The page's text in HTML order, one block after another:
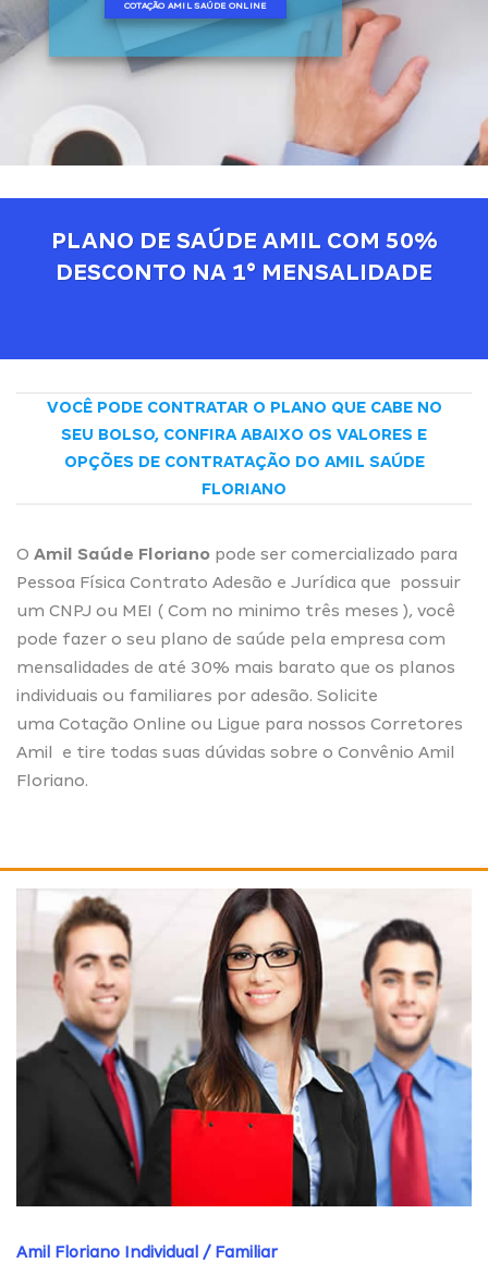
COTAÇÃO AMIL SAÚDE ONLINE
PLANO DE SAÚDE AMIL COM 50%
DESCONTO NA 1° MENSALIDADE
VOCÊ PODE CONTRATAR O PLANO QUE CABE NO
SEU BOLSO, CONFIRA ABAIXO OS VALORES E
OPÇÕES DE CONTRATAÇÃO DO AMIL SAÚDE
FLORIANO
O Amil Saúde Floriano pode ser comercializado para
Pessoa Física Contrato Adesão e Jurídica que possuir
um CNPJ ou MEI ( Com no minimo três meses ), você
pode fazer o seu plano de saúde pela empresa com
mensalidades de até 30% mais barato que os planos
individuais ou familiares por adesão. Solicite
uma Cotação Online ou Ligue para nossos Corretores
Amil
e tire todas suas dúvidas sobre o Convênio Amil
Floriano.
Amil Floriano Individual / Familiar